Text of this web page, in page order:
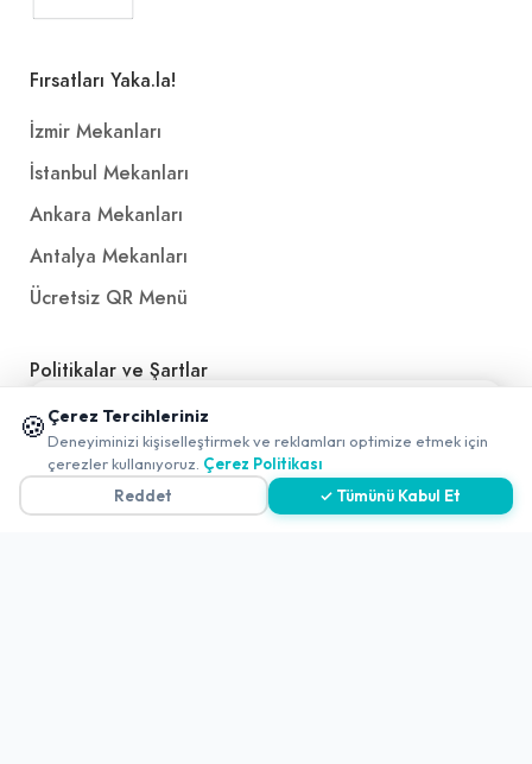
Fırsatları Yaka.la!
İzmir Mekanları
İstanbul Mekanları
Ankara Mekanları
Antalya Mekanları
Ücretsiz QR Menü
Politikalar ve Şartlar
Çerez Politikası
Gizlilik Politikası
Teslimat, İptal ve İade Politikası
🍪 Çerez Tercihleriniz
Deneyiminizi kişiselleştirmek ve reklamları optimize etmek için
çerezler kullanıyoruz. Çerez Politikası
Reddet
✓ Tümünü Kabul Et
📱 Mobil uygulamamızı keşfedin!
✖